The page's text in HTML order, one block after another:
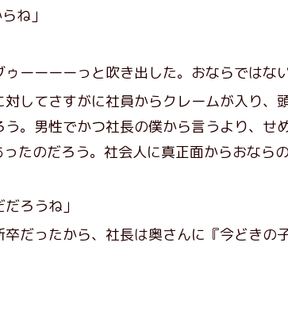
ね」
ーーーーっと吹き出した。おならではな
してさすがに社員からクレームが入り、
。男性でかつ社長の僕から言うより、せ
のだろう。社会人に真正面からおなら
ろうね」
卒だったから、社長は奥さんに『今どきの